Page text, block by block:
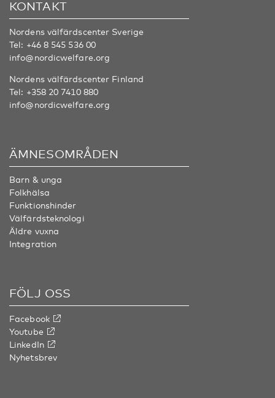
KONTAKT
Nordens välfärdscenter Sverige
Tel: +46 8 545 536 00
info@nordicwelfare.org
Nordens välfärdscenter Finland
Tel: +358 20 7410 880
info@nordicwelfare.org
ÄMNESOMRÅDEN
Barn & unga
Folkhälsa
Funktionshinder
Välfärdsteknologi
Äldre vuxna
Integration
FÖLJ OSS
Facebook
Youtube
LinkedIn
Nyhetsbrev